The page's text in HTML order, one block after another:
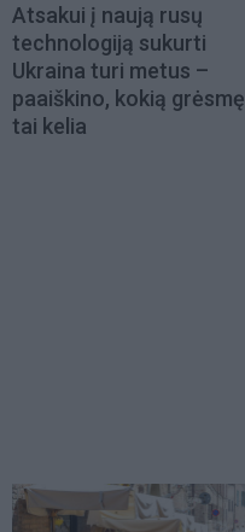
Atsakui į naują rusų
technologiją sukurti
Ukraina turi metus –
paaiškino, kokią grėsmę
tai kelia